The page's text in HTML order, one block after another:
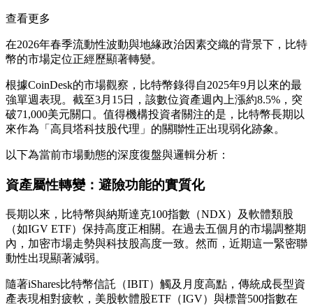
查看更多
在2026年春季流動性波動與地緣政治因素交織的背景下，比特
幣的市場定位正經歷顯著轉變。
根據CoinDesk的市場觀察，比特幣錄得自2025年9月以來的最
強單週表現。截至3月15日，該數位資產週內上漲約8.5%，突
破71,000美元關口。值得機構投資者關注的是，比特幣長期以
來作為「高貝塔科技股代理」的關聯性正出現弱化跡象。
以下為當前市場動態的深度復盤與邏輯分析：
資產屬性轉變：避險功能的實質化
長期以來，比特幣與納斯達克100指數（NDX）及軟體類股
（如IGV ETF）保持高度正相關。在過去五個月的市場調整期
內，加密市場走勢與科技股高度一致。然而，近期這一緊密聯
動性出現顯著減弱。
隨著iShares比特幣信託（IBIT）觸及月度高點，傳統成長型資
產表現相對疲軟，美股軟體股ETF（IGV）與標普500指數在